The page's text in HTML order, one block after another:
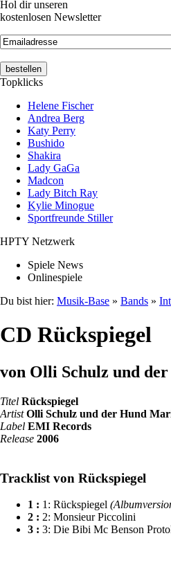
Hol dir unseren
kostenlosen Newsletter
Topklicks
Helene Fischer
Andrea Berg
Katy Perry
Bushido
Shakira
Lady GaGa
Madcon
Lady Bitch Ray
Kylie Minogue
Sportfreunde Stiller
HPTY Netzwerk
Spiele News
Onlinespiele
Du bist hier: Musik-Base » Bands »
CD Rückspiegel
von Olli Schulz und
Titel Rückspiegel
Artist Olli Schulz und der Hund
Label EMI Records
Release 2006
Tracklist von Rückspiegel
1 : 1: Rückspiegel
2 : 2: Monsieur Piccolini
3 : 3: Die Bibi Mc Benson